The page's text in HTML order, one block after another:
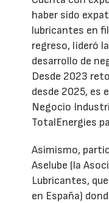
haber sido
lubricantes en
regreso, lideró
desarrollo de
Desde 2023
desde 2025, es
Negocio
TotalEnergies
Asimismo,
Aselube (la
Lubricantes,
en España)